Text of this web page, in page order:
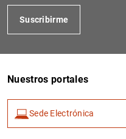
Suscribirme
Nuestros portales
Sede Electrónica